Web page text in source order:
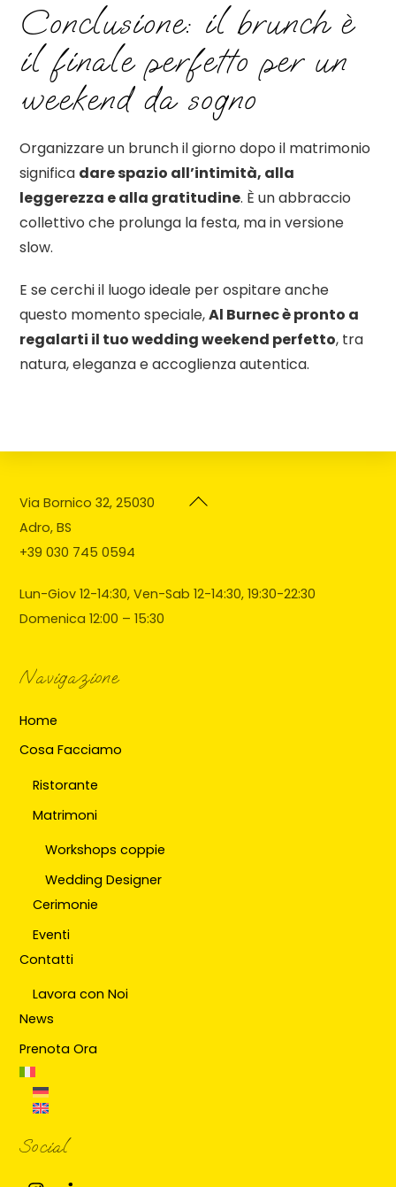
Conclusione: il brunch è
il finale perfetto per un
weekend da sogno
Organizzare un brunch il giorno dopo il matrimonio
significa dare spazio all’intimità, alla
leggerezza e alla gratitudine. È un abbraccio
collettivo che prolunga la festa, ma in versione
slow.
E se cerchi il luogo ideale per ospitare anche
questo momento speciale,Al Burnec è pronto a
regalarti il tuo wedding weekend perfetto, tra
natura, eleganza e accoglienza autentica.
Back
Via Bornico 32, 25030
Adro, BS
+39 030 745 0594
Lun-Giov 12-14:30, Ven-Sab 12-14:30, 19:30-22:30
Domenica 12:00 – 15:30
Navigazione
Home
Cosa Facciamo
Ristorante
Matrimoni
Workshops coppie
Wedding Designer
Cerimonie
Eventi
Contatti
Lavora con Noi
News
Prenota Ora
Social
Instagram